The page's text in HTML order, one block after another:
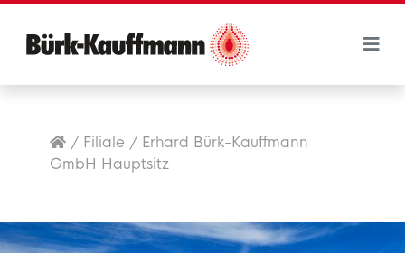
/ Filiale / Erhard Bürk-Kauffmann
GmbH Hauptsitz